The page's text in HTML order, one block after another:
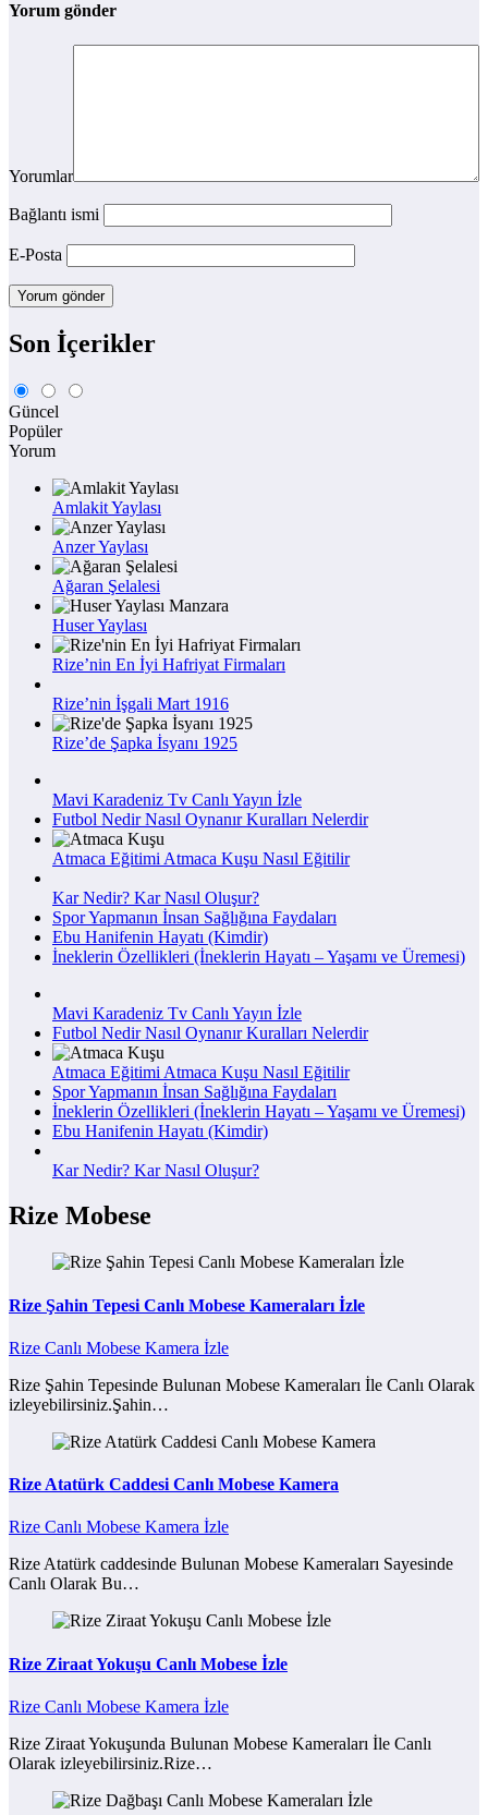
Yorum gönder
Yorumlar
Bağlantı ismi
E-Posta
Son İçerikler
Güncel
Popüler
Yorum
Amlakit Yaylası
Anzer Yaylası
Ağaran Şelalesi
Huser Yaylası
Rize’nin En İyi Hafriyat Firmaları
Rize’nin İşgali Mart 1916
Rize’de Şapka İsyanı 1925
Mavi Karadeniz Tv Canlı Yayın İzle
Futbol Nedir Nasıl Oynanır Kuralları Nelerdir
Atmaca Eğitimi Atmaca Kuşu Nasıl Eğitilir
Kar Nedir? Kar Nasıl Oluşur?
Spor Yapmanın İnsan Sağlığına Faydaları
Ebu Hanifenin Hayatı (Kimdir)
İneklerin Özellikleri (İneklerin Hayatı – Yaşamı ve Üremesi)
Mavi Karadeniz Tv Canlı Yayın İzle
Futbol Nedir Nasıl Oynanır Kuralları Nelerdir
Atmaca Eğitimi Atmaca Kuşu Nasıl Eğitilir
Spor Yapmanın İnsan Sağlığına Faydaları
İneklerin Özellikleri (İneklerin Hayatı – Yaşamı ve Üremesi)
Ebu Hanifenin Hayatı (Kimdir)
Kar Nedir? Kar Nasıl Oluşur?
Rize Mobese
Rize Şahin Tepesi Canlı Mobese Kameraları İzle
Rize Canlı Mobese Kamera İzle
Rize Şahin Tepesinde Bulunan Mobese Kameraları İle Canlı Olarak
izleyebilirsiniz.Şahin…
Rize Atatürk Caddesi Canlı Mobese Kamera
Rize Canlı Mobese Kamera İzle
Rize Atatürk caddesinde Bulunan Mobese Kameraları Sayesinde
Canlı Olarak Bu…
Rize Ziraat Yokuşu Canlı Mobese İzle
Rize Canlı Mobese Kamera İzle
Rize Ziraat Yokuşunda Bulunan Mobese Kameraları İle Canlı
Olarak izleyebilirsiniz.Rize…